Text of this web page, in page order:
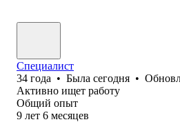
Специалист
34 года • Была сегодня •
Активно ищет работу
Общий опыт
9 лет 6 месяцев